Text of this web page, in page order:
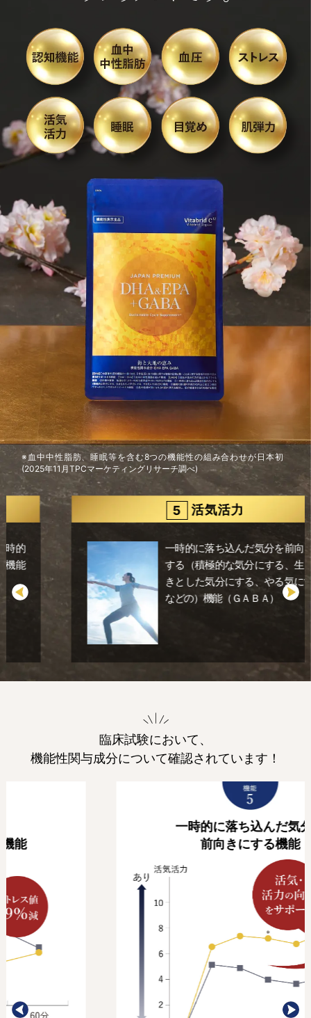
※血中中性脂肪、睡眠等を含む8つの機能性の組み合わせが日本初
(2025年11月TPCマーケティングリサーチ調べ)
Previous
活気活力
一時的に落ち込んだ気分を前向きに
する（積極的な気分にする、生き生
きとした気分にする、やる気にする
などの）機能（ＧＡＢＡ）
Next
臨床試験において、
機能性関与成分について確認されています！
Previous
一時的に落ち込んだ気分を
前向きにする機能
Next